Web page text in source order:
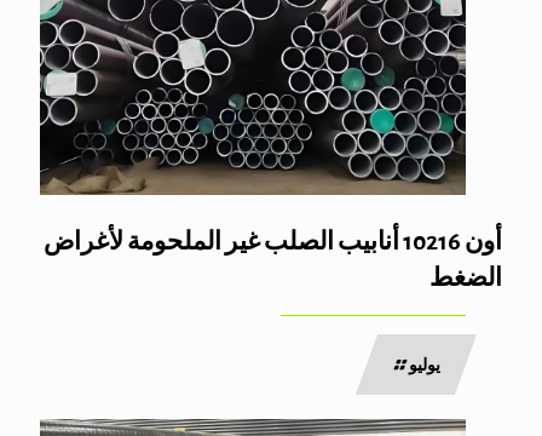
أون 10216 أنابيب الصلب غير الملحومة لأغراض
الضغط
يوليو